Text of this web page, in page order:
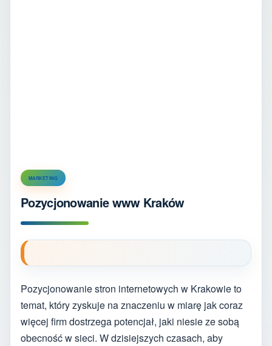
MARKETING
Pozycjonowanie www Kraków
Pozycjonowanie stron internetowych w Krakowie to
temat, który zyskuje na znaczeniu w miarę jak coraz
więcej firm dostrzega potencjał, jaki niesie ze sobą
obecność w sieci. W dzisiejszych czasach, aby